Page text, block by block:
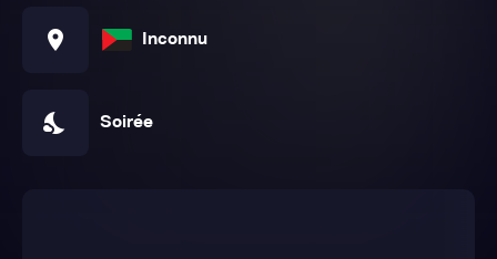
location_on Inconnu
nights_stay Soirée